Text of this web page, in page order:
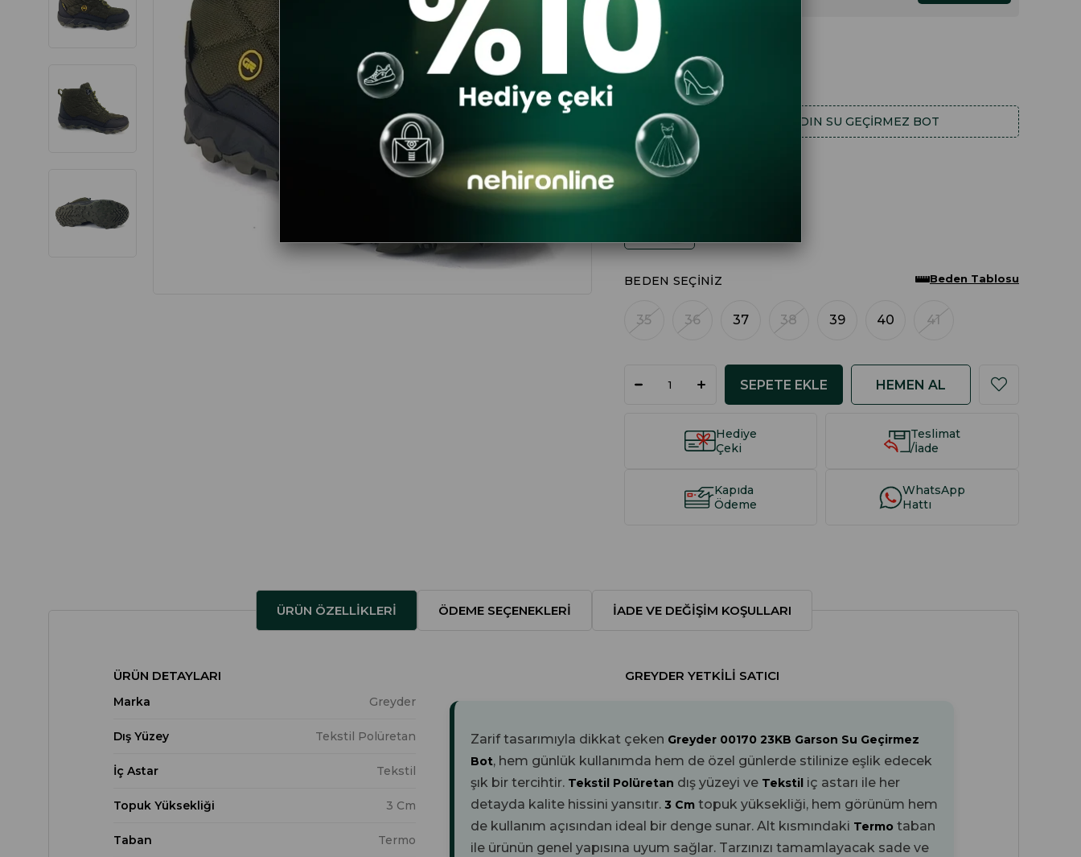
$126.12
KADIN SU GEÇIRMEZ BOT
RENK
BEDEN SEÇINIZ
35 36 37 38 39 40 41
Beden Tablosu
Hediye
Çeki
Teslimat
/İade
Kapıda
Ödeme
WhatsApp
Hattı
ÜRÜN ÖZELLIKLERI ÖDEME SEÇENEKLERI İADE VE DEĞIŞIM KOŞULLARI
ÜRÜN DETAYLARI
Marka Greyder
Dış Yüzey Tekstil Polüretan
İç Astar Tekstil
Topuk Yüksekliği 3 Cm
Taban Termo
GREYDER YETKILI SATICI
Zarif tasarımıyla dikkat çeken Greyder 00170 23KB Garson Su Geçirmez
Bot, hem günlük kullanımda hem de özel günlerde stilinize eşlik edecek
şık bir tercihtir. Tekstil Polüretan dış yüzeyi ve Tekstil iç astarı ile her
detayda kalite hissini yansıtır. 3 Cm topuk yüksekliği, hem görünüm hem
de kullanım açısından ideal bir denge sunar. Alt kısmındaki Termo taban
ile ürünün genel yapısına uyum sağlar. Tarzınızı tamamlayacak sade ve